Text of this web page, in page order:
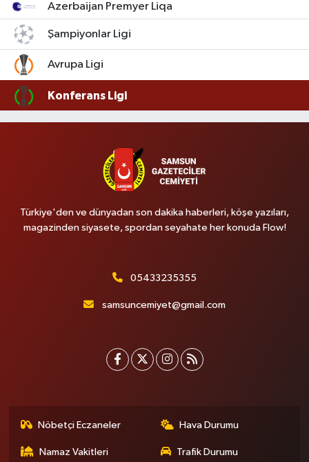
Azerbaijan Premyer Liqa
Şampiyonlar Ligi
Avrupa Ligi
Konferans Ligi
Türkiye'den ve dünyadan son dakika haberleri, köşe yazıları,
magazinden siyasete, spordan seyahate her konuda Flow!
05433235355
samsuncemiyet@gmail.com
Nöbetçi Eczaneler Hava Durumu
Namaz Vakitleri Trafik Durumu